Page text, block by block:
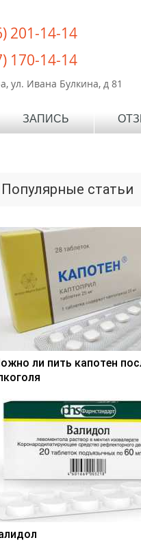
201-14-14
170-14-14
ул. Ивана Булкина, д 81
ЗАПИСЬ
Популярные статьи
ли пить капотен